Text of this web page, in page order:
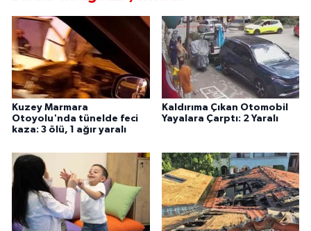
Kuzey Marmara
Otoyolu'nda tünelde feci
kaza: 3 ölü, 1 ağır yaralı
Kaldırıma Çıkan Otomobil
Yayalara Çarptı: 2 Yaralı